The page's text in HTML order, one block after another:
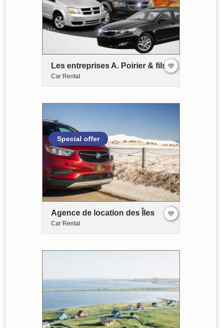
Les entreprises A. Poirier & fils
Car Rental
Special offer
Agence de location des Îles
Car Rental